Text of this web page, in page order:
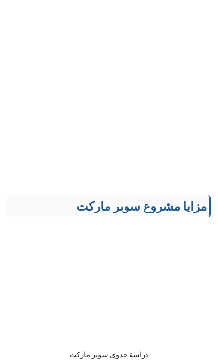
مزايا مشروع سوبر ماركت
دراسة جدوى سوبر ماركت